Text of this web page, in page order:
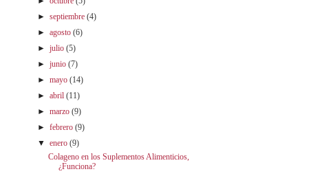
►septiembre (4)
►agosto (6)
►julio (5)
►junio (7)
►mayo (14)
►abril (11)
►marzo (9)
►febrero (9)
▼ enero (9)
Colageno en los Suplementos Alimenticios,
¿Funciona?